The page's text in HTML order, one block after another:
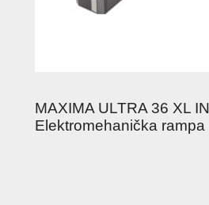
MAXIMA ULTRA 36 XL
Elektromehanička rampa